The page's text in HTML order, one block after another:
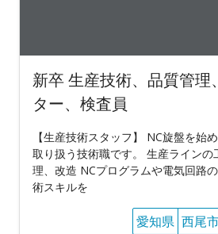
新卒 生産技術、品質管理
ター、検査員
【生産技術スタッフ】 NC旋盤を始
取り扱う技術職です。 生産ラインの
理、改造 NCプログラムや電気回路
術スキルを
愛知県 西尾